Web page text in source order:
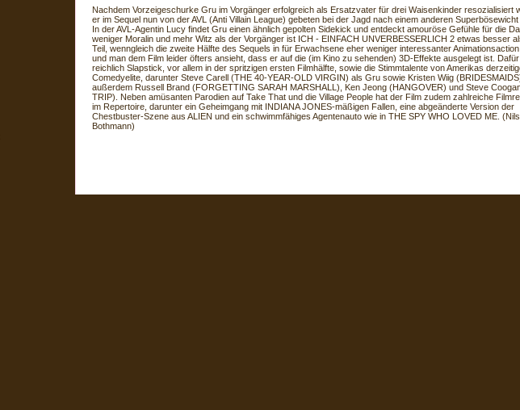
Nachdem Vorzeigeschurke Gru im Vorgänger erfolgreich als Ersatzvater für drei Waisenkinder resozialisiert
er im Sequel nun von der AVL (Anti Villain League) gebeten bei der Jagd nach einem anderen Superbösewicht
In der AVL-Agentin Lucy findet Gru einen ähnlich gepolten Sidekick und entdeckt amouröse Gefühle für die
weniger Moralin und mehr Witz als der Vorgänger ist ICH - EINFACH UNVERBESSERLICH 2 etwas besser
Teil, wenngleich die zweite Hälfte des Sequels in für Erwachsene eher weniger interessanter
und man dem Film leider öfters ansieht, dass er auf die (im Kino zu sehenden) 3D-Effekte ausgelegt ist.
reichlich Slapstick, vor allem in der spritzigen ersten Filmhälfte, sowie die Stimmtalente von Amerikas
Comedyelite, darunter Steve Carell (THE 40-YEAR-OLD VIRGIN) als Gru sowie Kristen Wiig
außerdem Russell Brand (FORGETTING SARAH MARSHALL), Ken Jeong (HANGOVER) und Steve
TRIP). Neben amüsanten Parodien auf Take That und die Village People hat der Film zudem zahlreiche
im Repertoire, darunter ein Geheimgang mit INDIANA JONES-mäßigen Fallen, eine abgeänderte Version der
Chestbuster-Szene aus ALIEN und ein schwimmfähiges Agentenauto wie in THE SPY WHO LOVED ME. (Nils
Bothmann)